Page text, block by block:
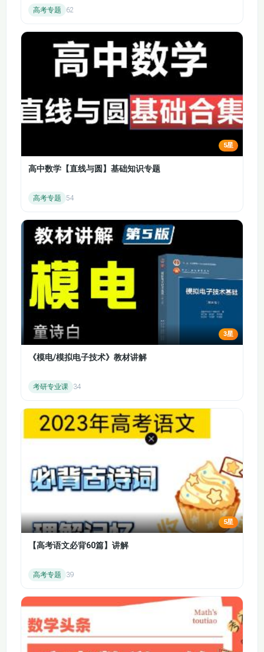
高考专题 62
5星
高中数学【直线与圆】基础知识专题
高考专题 54
3星
《模电/模拟电子技术》教材讲解
考研专业课 34
5星
【高考语文必背60篇】讲解
高考专题 39